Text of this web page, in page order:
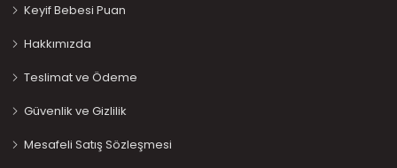
Keyif Bebesi Puan
Hakkımızda
Teslimat ve Ödeme
Güvenlik ve Gizlilik
Mesafeli Satış Sözleşmesi